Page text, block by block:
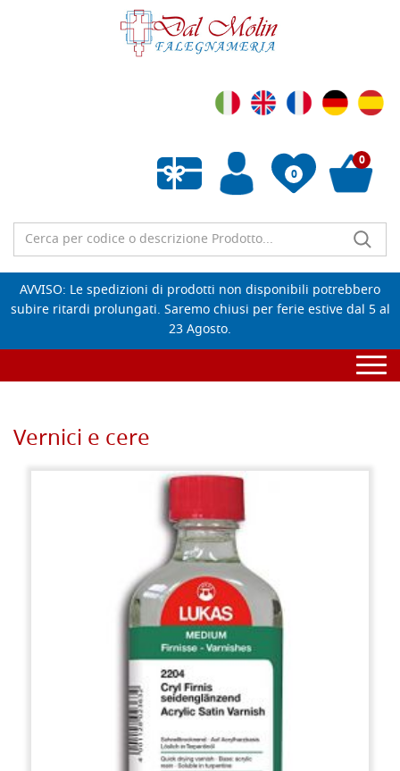
0
Wishlist vuota
0
AVVISO: Le spedizioni di prodotti non disponibili potrebbero
subire ritardi prolungati. Saremo chiusi per ferie estive dal 5 al
23 Agosto.
Vernici e cere